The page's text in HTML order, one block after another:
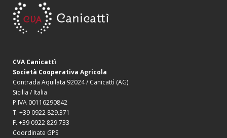
CVA Canicattì
Società Cooperativa Agricola
Contrada Aquilata 92024 / Canicattì (AG)
Sicilia / Italia
P.IVA 00116290842
T. +39 0922 829.371
F. +39 0922 829.733
Coordinate GPS